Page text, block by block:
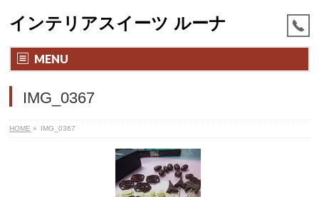
インテリアスイーツ ルーナ
MENU
IMG_0367
HOME » IMG_0367